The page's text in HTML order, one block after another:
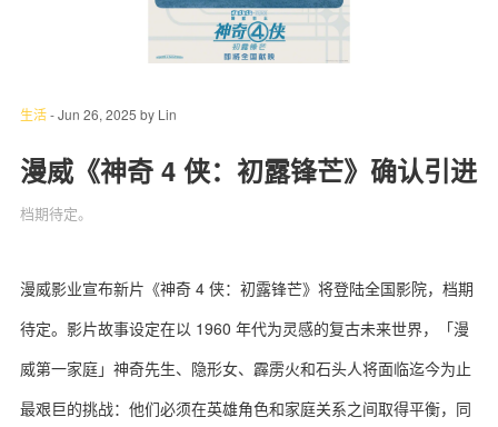
时 尚
球 鞋
科 技
关于我们 联系我们
生活-Jun 26, 2025 by Lin
漫威《神奇 4 侠：初露锋芒》确认引进
档期待定。
漫威影业宣布新片《神奇 4 侠：初露锋芒》将登陆全国影院，档期
待定。影片故事设定在以 1960 年代为灵感的复古未来世界，「漫
威第一家庭」神奇先生、隐形女、霹雳火和石头人将面临迄今为止
最艰巨的挑战：他们必须在英雄角色和家庭关系之间取得平衡，同